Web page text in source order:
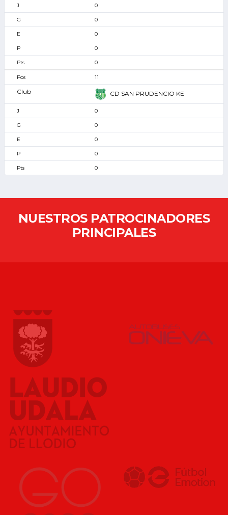
0
0
0
0
0
11
CD SAN PRUDENCIO KE
0
0
0
0
0
NUESTROS PATROCINADORES
PRINCIPALES